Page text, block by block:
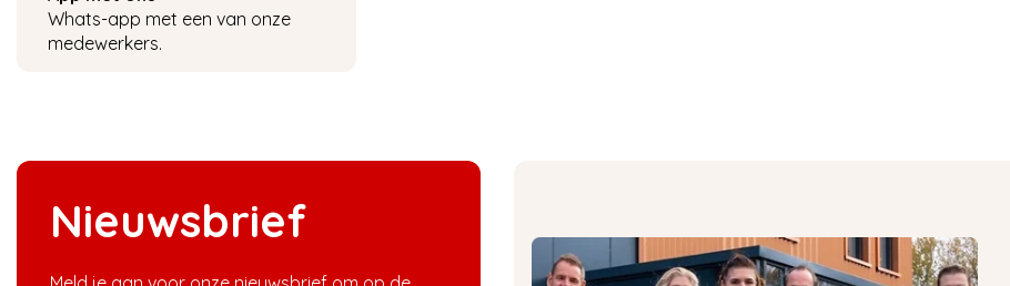
Whats-app met een van onze
medewerkers.
Nieuwsbrief